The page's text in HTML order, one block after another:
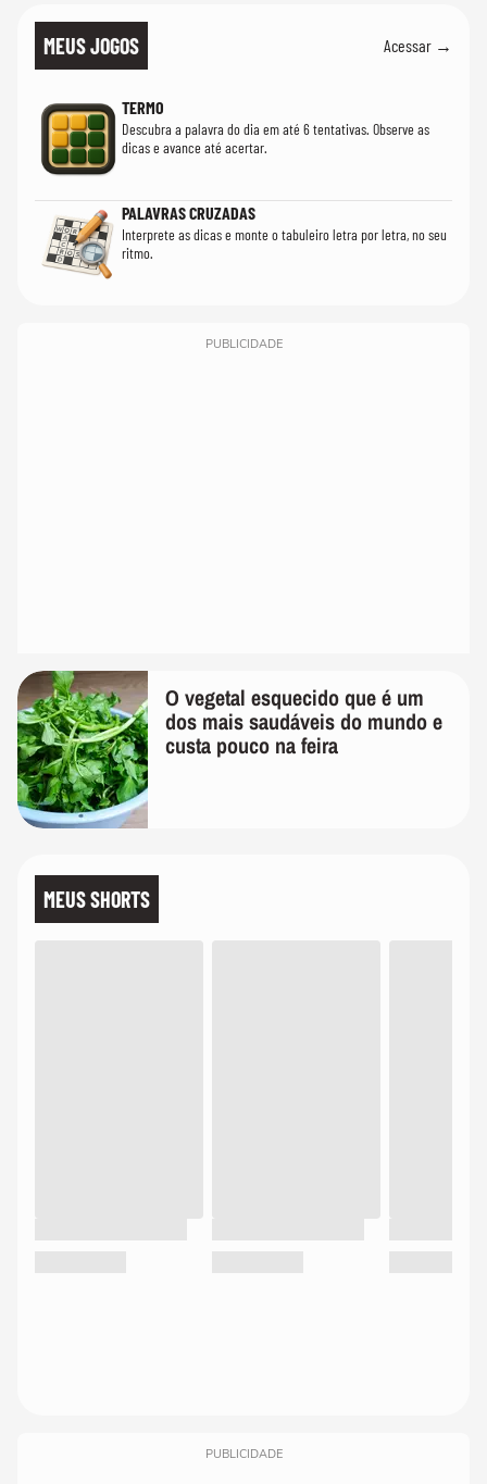
MEUS JOGOS Acessar →
TERMO
Descubra a palavra do dia em até 6 tentativas. Observe as
dicas e avance até acertar.
PALAVRAS CRUZADAS
Interprete as dicas e monte o tabuleiro letra por letra, no seu
ritmo.
PUBLICIDADE
O vegetal esquecido que é um
dos mais saudáveis do mundo e
custa pouco na feira
MEUS SHORTS
PUBLICIDADE